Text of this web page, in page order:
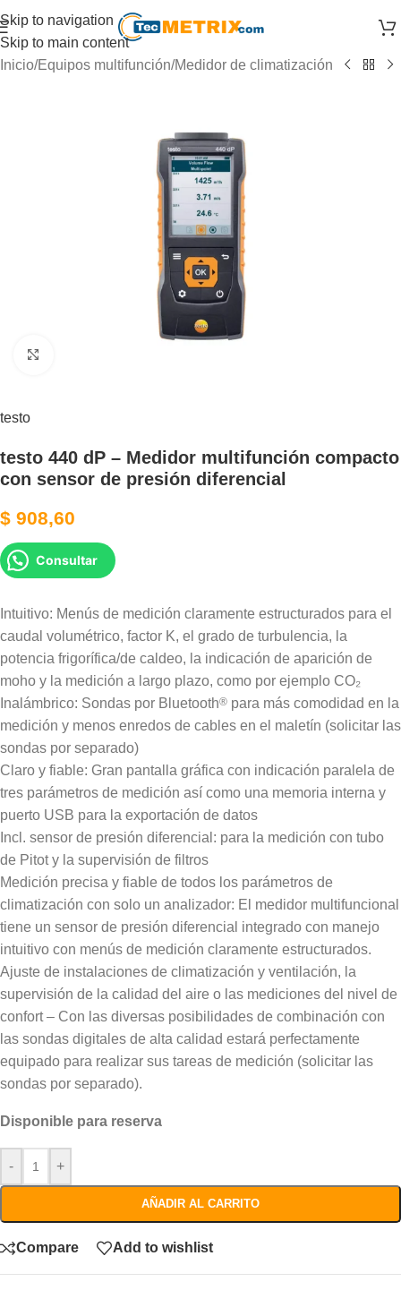
Skip to navigation
Skip to main content
Inicio/Equipos multifunción/Medidor de climatización
testo
testo 440 dP – Medidor multifunción compacto
con sensor de presión diferencial
$ 908,60
Consultar
Intuitivo: Menús de medición claramente estructurados para el
caudal volumétrico, factor K, el grado de turbulencia, la
potencia frigorífica/de caldeo, la indicación de aparición de
moho y la medición a largo plazo, como por ejemplo CO₂
Inalámbrico: Sondas por Bluetooth® para más comodidad en la
medición y menos enredos de cables en el maletín (solicitar las
sondas por separado)
Claro y fiable: Gran pantalla gráfica con indicación paralela de
tres parámetros de medición así como una memoria interna y
puerto USB para la exportación de datos
Incl. sensor de presión diferencial: para la medición con tubo
de Pitot y la supervisión de filtros
Medición precisa y fiable de todos los parámetros de
climatización con solo un analizador: El medidor multifuncional
tiene un sensor de presión diferencial integrado con manejo
intuitivo con menús de medición claramente estructurados.
Ajuste de instalaciones de climatización y ventilación, la
supervisión de la calidad del aire o las mediciones del nivel de
confort – Con las diversas posibilidades de combinación con
las sondas digitales de alta calidad estará perfectamente
equipado para realizar sus tareas de medición (solicitar las
sondas por separado).
Disponible para reserva
- +
AÑADIR AL CARRITO
Compare Add to wishlist